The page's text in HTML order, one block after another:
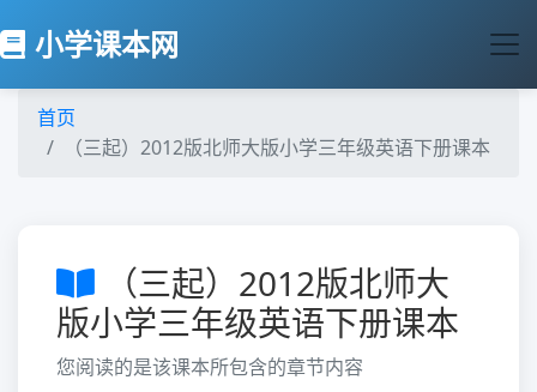
小学课本网
首页
（三起）2012版北师大版小学三年级英语下册课本
（三起）2012版北师大
版小学三年级英语下册课本
您阅读的是该课本所包含的章节内容